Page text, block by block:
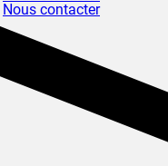
Nous contacter